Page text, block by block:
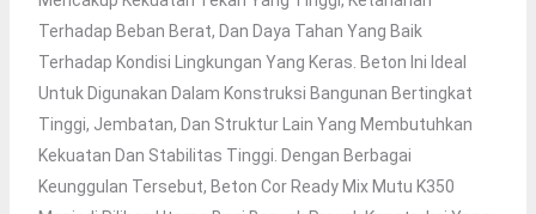
Terhadap Beban Berat, Dan Daya Tahan Yang Baik
Terhadap Kondisi Lingkungan Yang Keras. Beton Ini Ideal
Untuk Digunakan Dalam Konstruksi Bangunan Bertingkat
Tinggi, Jembatan, Dan Struktur Lain Yang Membutuhkan
Kekuatan Dan Stabilitas Tinggi. Dengan Berbagai
Keunggulan Tersebut, Beton Cor Ready Mix Mutu K350